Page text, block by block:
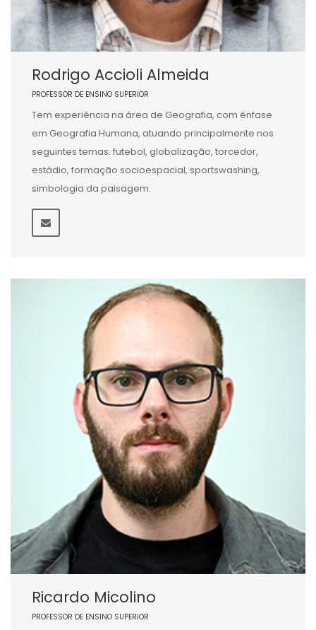
Rodrigo Accioli Almeida
PROFESSOR DE ENSINO SUPERIOR
Tem experiência na área de Geografia, com ênfase
em Geografia Humana, atuando principalmente nos
seguintes temas: futebol, globalização, torcedor,
estádio, formação socioespacial, sportswashing,
simbologia da paisagem.
Ricardo Micolino
PROFESSOR DE ENSINO SUPERIOR